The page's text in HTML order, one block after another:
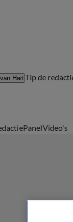
HartTip de
PanelVideo's